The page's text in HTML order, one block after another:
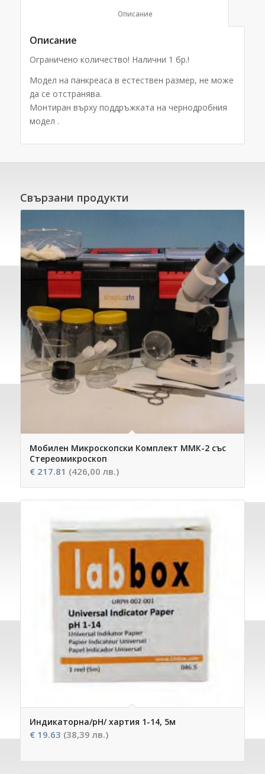
						Описание
Описание
Ограничено количество! Налични 1 бр.!
Модел на панкреаса в естествен размер, не може
да се отстранява.
Монтиран върху поддръжката на чернодробния
модел .
Свързани продукти
Мобилен Микроскопски Комплект ММК-2 със
Стереомикроскоп
€217.81 (426,00 лв.)
Индикаторна/рН/ хартия 1-14, 5м
€19.63 (38,39 лв.)